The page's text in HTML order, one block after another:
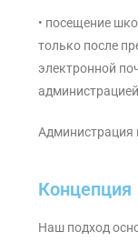
• посещение
только после
электронной
Концепция
Наш подход